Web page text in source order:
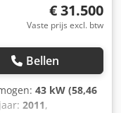
€ 31.500
Vaste prijs excl. btw
Bellen
43 kW (58,46
2011,